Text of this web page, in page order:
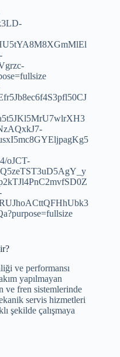
ve performansı
yapılmayan
ve fren sistemlerinde
servis hizmetleri
şekilde çalışmaya